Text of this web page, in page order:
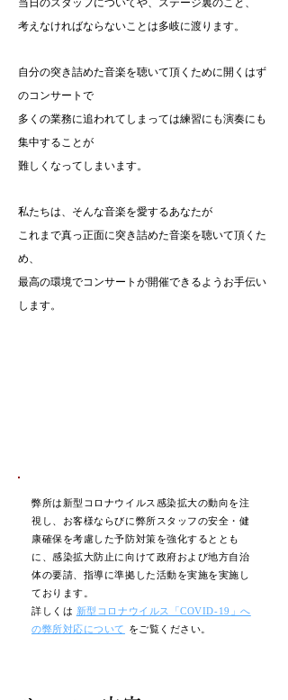
当日のスタッフについてや、ステージ裏のこと、
考えなければならないことは多岐に渡ります。
自分の突き詰めた音楽を聴いて頂くために開くはず
のコンサートで
多くの業務に追われてしまっては練習にも演奏にも
集中することが
難しくなってしまいます。
私たちは、そんな音楽を愛するあなたが
これまで真っ正面に突き詰めた音楽を聴いて頂くた
め、
最高の環境でコンサートが開催できるようお手伝い
します。
弊所は新型コロナウイルス感染拡大の動向を注
視し、お客様ならびに弊所スタッフの安全・健
康確保を考慮した予防対策を強化するととも
に、感染拡大防止に向けて政府および地方自治
体の要請、指導に準拠した活動を実施を実施し
ております。
詳しくは 新型コロナウイルス「COVID-19」へ
の弊所対応について をご覧ください。